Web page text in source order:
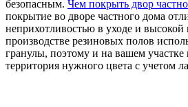
безопасным. Чем покрыть двор
покрытие во дворе частного дома
неприхотливостью в уходе и
производстве резиновых полов
гранулы, поэтому и на вашем участке
территория нужного цвета с учетом